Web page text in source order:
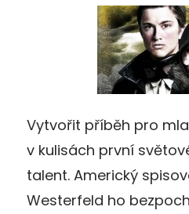
Vytvořit příběh pro
v kulisách první
talent. Americký
Westerfeld ho